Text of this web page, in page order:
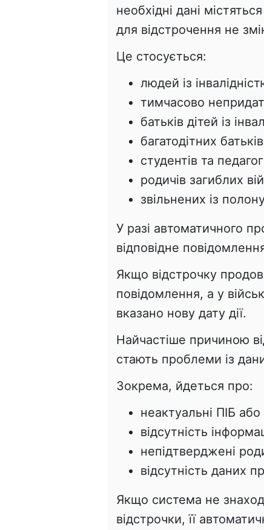
необхідні дані
для відстрочення не
Це стосується:
людей із
тимчасово
батьків дітей із
багатодітних
студентів та
родичів загиблих
звільнених із
У разі автоматичного
відповідне
Якщо відстрочку
повідомлення, а у
вказано нову дату дії.
Найчастіше причиною
стають проблеми із
Зокрема, йдеться про:
неактуальні ПІБ
відсутність
непідтверджені
відсутність даних
Якщо система не
відстрочки, її